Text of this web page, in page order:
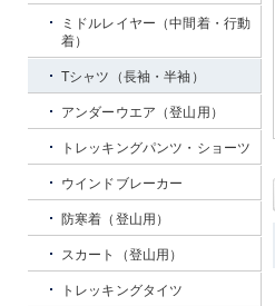
ミドルレイヤー（中間着・行動
着）
Tシャツ（長袖・半袖）
アンダーウエア（登山用）
トレッキングパンツ・ショーツ
ウインドブレーカー
防寒着（登山用）
スカート（登山用）
トレッキングタイツ